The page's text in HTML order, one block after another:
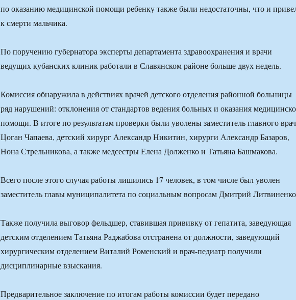
по оказанию медицинской помощи ребенку также были недостаточны, что и
к смерти мальчика.
По поручению губернатора эксперты департамента здравоохранения и врачи
ведущих кубанских клиник работали в Славянском районе больше двух недель.
Комиссия обнаружила в действиях врачей детского отделения районной больницы
ряд нарушений: отклонения от стандартов ведения больных и оказания
помощи. В итоге по результатам проверки были уволены заместитель главного
Цоган Чапаева, детский хирург Александр Никитин, хирурги Александр Базаров,
Нона Стрельникова, а также медсестры Елена Долженко и Татьяна Башмакова.
Всего после этого случая работы лишились 17 человек, в том числе был уволен
заместитель главы муниципалитета по социальным вопросам Дмитрий
Также получила выговор фельдшер, ставившая прививку от гепатита, заведующая
детским отделением Татьяна Раджабова отстранена от должности, заведующий
хирургическим отделением Виталий Роменский и врач-педиатр получили
дисциплинарные взыскания.
Предварительное заключение по итогам работы комиссии будет передано